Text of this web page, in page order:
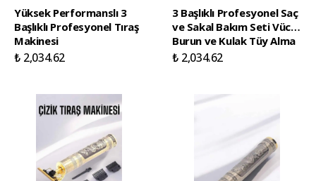
Yüksek Performanslı 3
Başlıklı Profesyonel Tıraş
Makinesi
₺ 2,034.62
3 Başlıklı Profesyonel Saç
ve Sakal Bakım Seti Vücut
Burun ve Kulak Tüy Alma
₺ 2,034.62